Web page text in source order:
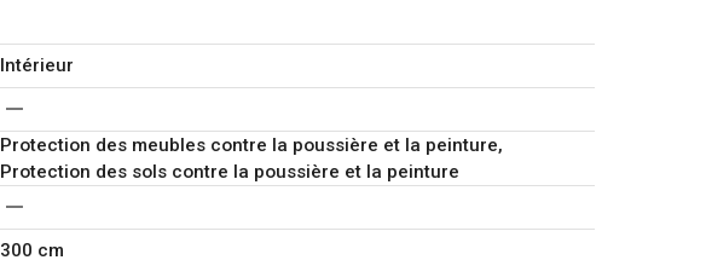
Intérieur
Protection des meubles contre la poussière et la peinture,
Protection des sols contre la poussière et la peinture
300 cm